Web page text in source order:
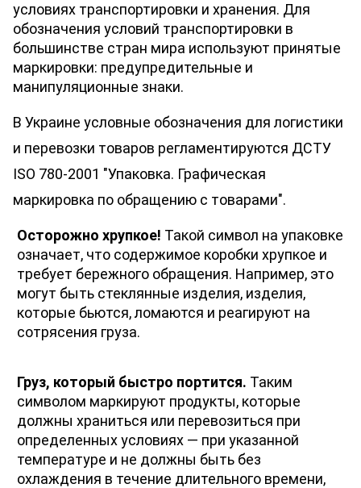
условиях транспортировки и хранения. Для
обозначения условий транспортировки в
большинстве стран мира используют принятые
маркировки: предупредительные и
манипуляционные знаки.
В Украине условные обозначения для логистики
и перевозки товаров регламентируются ДСТУ
ISO 780-2001 "Упаковка. Графическая
маркировка по обращению с товарами".
Осторожно хрупкое! Такой символ на упаковке
означает, что содержимое коробки хрупкое и
требует бережного обращения. Например, это
могут быть стеклянные изделия, изделия,
которые бьются, ломаются и реагируют на
сотрясения груза.
Груз, который быстро портится. Таким
символом маркируют продукты, которые
должны храниться или перевозиться при
определенных условиях — при указанной
температуре и не должны быть без
охлаждения в течение длительного времени,